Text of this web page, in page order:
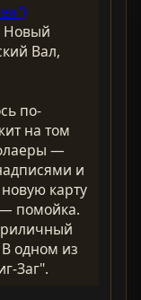
Новый
Вал,
по-
на том
—
и
карту
— помойка.
одном из
Заг".